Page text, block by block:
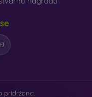
pridržana.